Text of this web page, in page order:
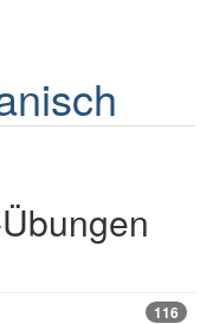
116